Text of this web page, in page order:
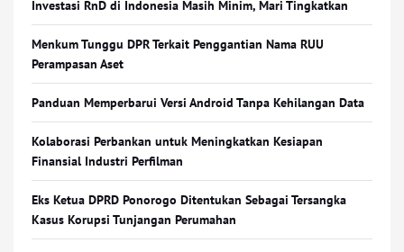
Investasi RnD di Indonesia Masih Minim, Mari Tingkatkan
Menkum Tunggu DPR Terkait Penggantian Nama RUU
Perampasan Aset
Panduan Memperbarui Versi Android Tanpa Kehilangan Data
Kolaborasi Perbankan untuk Meningkatkan Kesiapan
Finansial Industri Perfilman
Eks Ketua DPRD Ponorogo Ditentukan Sebagai Tersangka
Kasus Korupsi Tunjangan Perumahan